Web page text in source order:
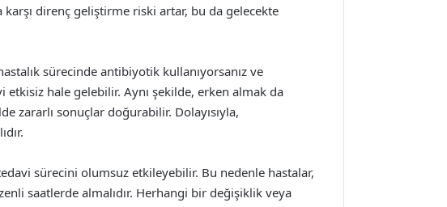
direnç geliştirme riski artar, bu da gelecekte
sürecinde antibiyotik kullanıyorsanız ve
etkisiz hale gelebilir. Aynı şekilde, erken almak da
zararlı sonuçlar doğurabilir. Dolayısıyla,
sürecini olumsuz etkileyebilir. Bu nedenle hastalar,
saatlerde almalıdır. Herhangi bir değişiklik veya